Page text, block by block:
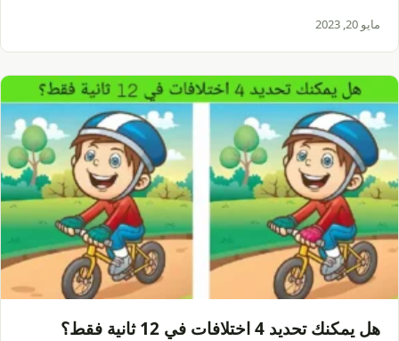
مايو 20, 2023
هل يمكنك تحديد 4 اختلافات في 12 ثانية فقط؟